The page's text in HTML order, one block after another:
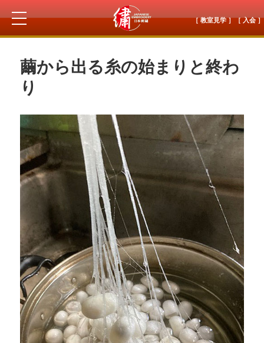
［ 教室見学 ］［ 入会 ］
繭から出る糸の始まりと終わ
り